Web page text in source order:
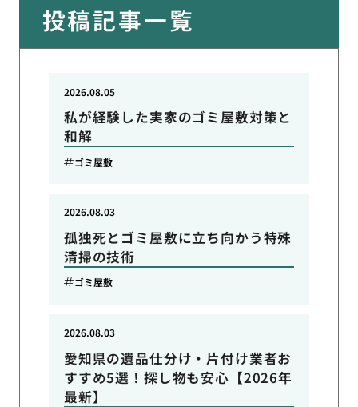
投稿記事一覧
私が経験した実家のゴミ屋敷対策と
和解
2026.08.05
ゴミ屋敷
孤独死とゴミ屋敷に立ち向かう特殊
清掃の技術
2026.08.03
ゴミ屋敷
愛知県の遺品仕分け・片付け業者お
すすめ5選！探し物も安心【2026年
最新】
2026.08.03